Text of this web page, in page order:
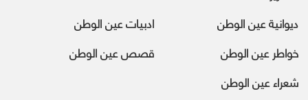
ديوانية عين الوطن
ادبيات عين الوطن
خواطر عين الوطن
قصص عين الوطن
شعراء عين الوطن